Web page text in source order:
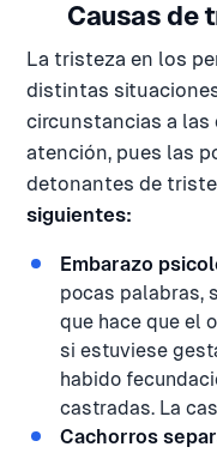
Causas de
La tristeza en los
distintas
circunstancias a las
atención, pues las
detonantes de
siguientes:
Embarazo
pocas palabras,
que hace que el
si estuviese
habido
castradas. La
Cachorros